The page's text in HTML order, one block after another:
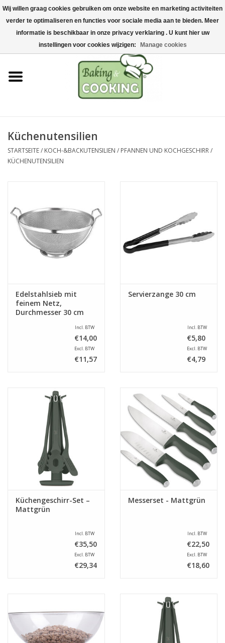
Startseite
Koch-&Backutensilien
Maschinen & Teile
Edelstahl
Aktionen
Küchenutensilien
STARTSEITE/ KOCH-&BACKUTENSILIEN / PFANNEN UND KOCHGESCHIRR/
KÜCHENUTENSILIEN
Edelstahlsieb mit
feinem Netz,
Durchmesser 30 cm
Incl. BTW
€14,00
Excl. BTW
€11,57
Servierzange 30 cm
Incl. BTW
€5,80
Excl. BTW
€4,79
Küchengeschirr-Set –
Mattgrün
Incl. BTW
€35,50
Excl. BTW
€29,34
Messerset - Mattgrün
Incl. BTW
€22,50
Excl. BTW
€18,60
Wij willen graag cookies gebruiken om onze website en marketing activiteiten
verder te optimaliseren en functies voor sociale media aan te bieden. Meer
informatie is beschikbaar in onze privacy verklaring . U kunt hier uw
instellingen voor cookies wijzigen:
Manage cookies